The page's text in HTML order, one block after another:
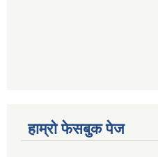
हाम्रो फेसबुक पेज